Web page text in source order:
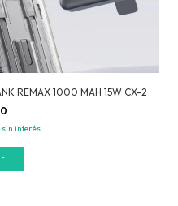
REMAX 1000 MAH 15W CX-2
sin interés